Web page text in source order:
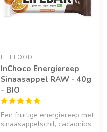
LIFEFOOD
InChoco Energiereep
Sinaasappel RAW - 40g
- BIO
Een fruitige energiereep met
sinaasappelschil, cacaonibs